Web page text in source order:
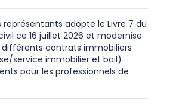
représentants adopte le Livre 7 du
ce 16 juillet 2026 et modernise
contrats immobiliers
service immobilier et bail) :
pour les professionnels de